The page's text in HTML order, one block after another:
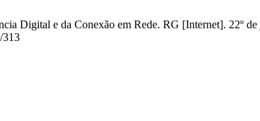
Digital e da Conexão em Rede. RG [Internet]. 22º
313